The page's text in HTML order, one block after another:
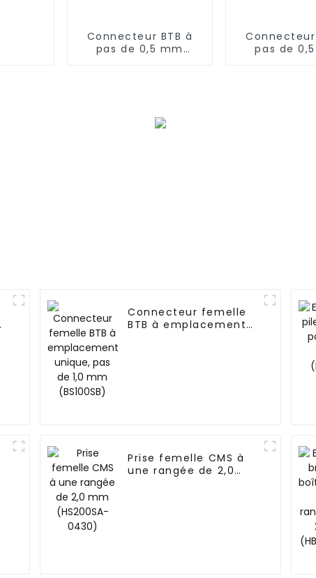
Connecteur BTB à
pas de 0,5 mm
Connecteur
pas de
Connecteur femelle
BTB à emplacement
Prise femelle CMS à
une rangée de 2,0